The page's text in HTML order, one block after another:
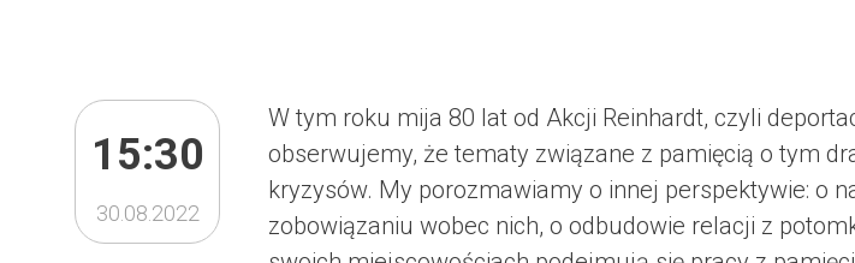
15:30
30.08.2022
W tym roku mija 80 lat od Akcji Reinhardt, czyli
obserwujemy, że tematy związane z pamięcią o tym
kryzysów. My porozmawiamy o innej perspektywie: o
zobowiązaniu wobec nich, o odbudowie relacji z